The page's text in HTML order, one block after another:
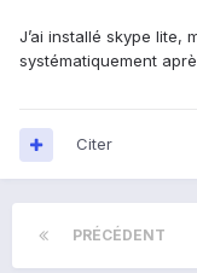
J’ai installé skype lite,
systématiquement
Citer
PRÉCÉDENT